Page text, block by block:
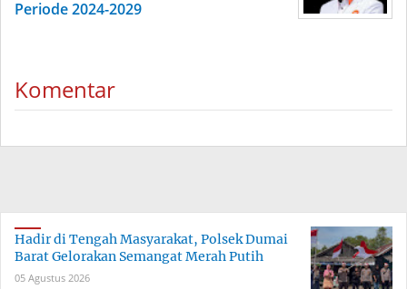
Periode 2024-2029
Komentar
Hadir di Tengah Masyarakat, Polsek Dumai
Barat Gelorakan Semangat Merah Putih
05 Agustus 2026